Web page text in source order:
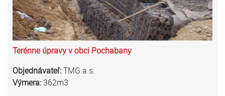
Terénne úpravy v obci Pochabany
Objednávateľ:TMG a.s.
Výmera: 362m3